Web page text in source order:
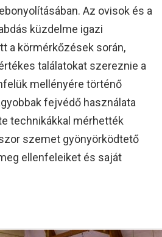
Az ovisok és a
küzdelme igazi
a körmérkőzések során,
találatokat szereznie a
mellényére történő
fejvédő használata
technikákkal mérhették
szemet gyönyörködtető
ellenfeleiket és saját